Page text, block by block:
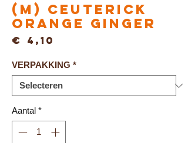
(M) Ceuterick
ORANGE GINGER
€ 4,10
VERPAKKING *
Aantal *